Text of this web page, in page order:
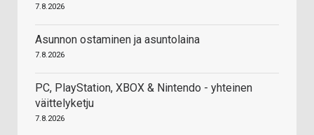
7.8.2026
Asunnon ostaminen ja asuntolaina
7.8.2026
PC, PlayStation, XBOX & Nintendo - yhteinen
väittelyketju
7.8.2026